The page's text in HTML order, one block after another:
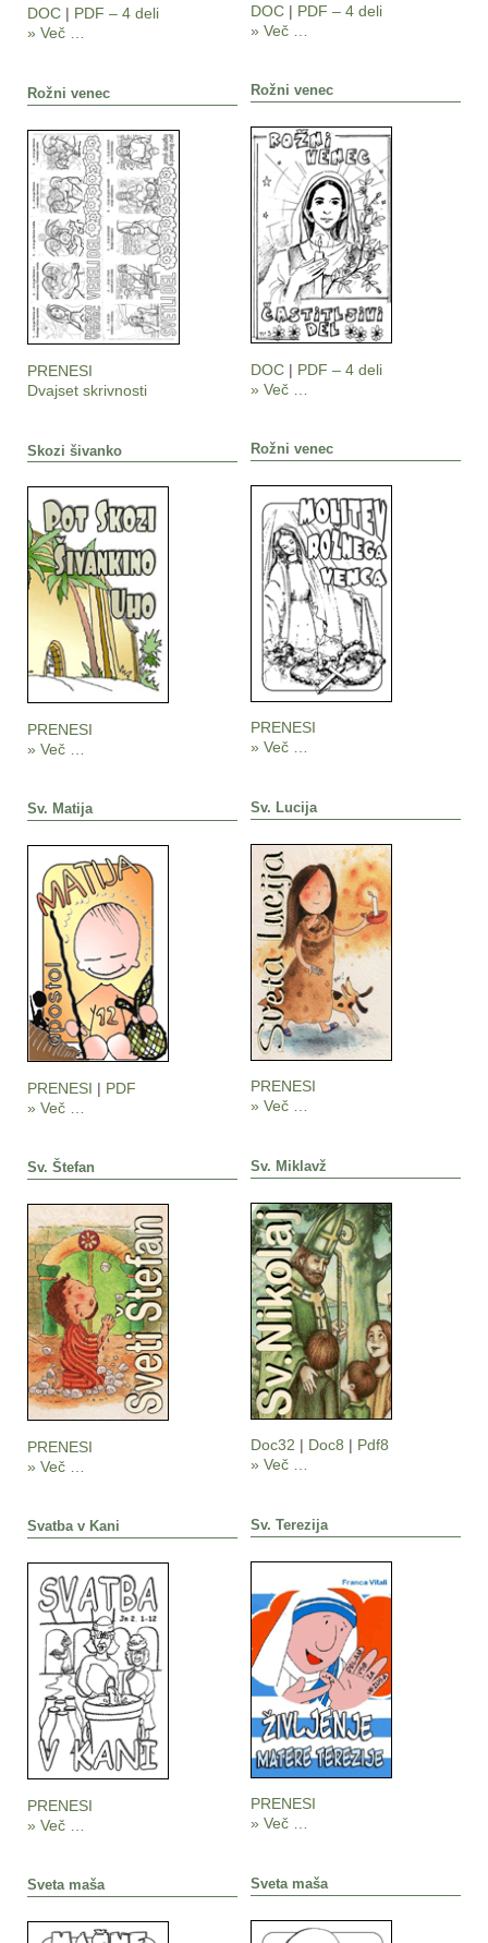
DOC | PDF – 4 deli
» Več …
DOC| PDF – 4 deli
» Več …
Rožni venec
DOC | PDF – 4 deli
» Več …
Rožni venec
PRENESI
Dvajset skrivnosti
Rožni venec
PRENESI
» Več …
Skozi šivanko
PRENESI
» Več …
Sv. Lucija
PRENESI
» Več …
Sv. Matija
PRENESI | PDF
» Več …
Sv. Miklavž
Doc32 | Doc8 | Pdf8
» Več …
Sv. Štefan
PRENESI
» Več …
Sv. Terezija
PRENESI
» Več …
Svatba v Kani
PRENESI
» Več …
Sveta maša
Sveta maša